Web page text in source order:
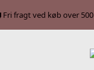
Fri fragt ved køb over 500